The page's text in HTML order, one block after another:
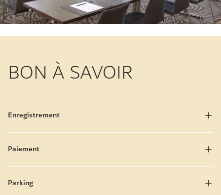
BON À SAVOIR
Enregistrement
Paiement
Parking